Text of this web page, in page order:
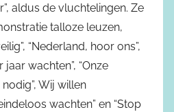
aldus de vluchtelingen. Ze
talloze leuzen,
“Nederland, hoor ons”,
jaar wachten”, “Onze
Wij willen
wachten” en “Stop